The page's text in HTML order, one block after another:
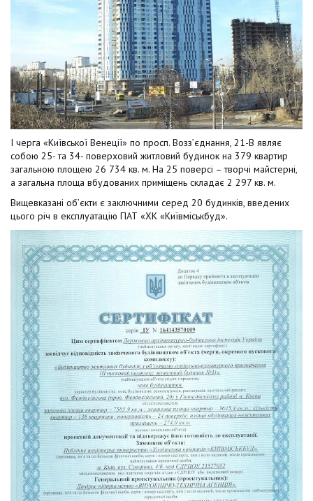
І черга «Київської Венеції» по просп. Возз’єднання, 21-В являє
собою 25- та 34- поверховий житловий будинок на 379 квартир
загальною площею 26 734 кв. м. На 25 поверсі – творчі майстерні,
а загальна площа вбудованих приміщень складає 2 297 кв. м.
Вищевказані об’єкти є заключними серед 20 будинків, введених
цього річ в експлуатацію ПАТ «ХК «Київміськбуд».